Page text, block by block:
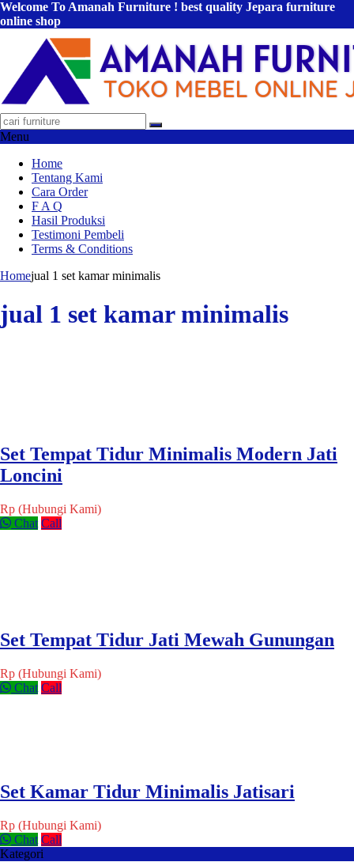
Welcome To Amanah Furniture ! best quality Jepara furniture
online shop
Menu
Home
Tentang Kami
Cara Order
F A Q
Hasil Produksi
Testimoni Pembeli
Terms & Conditions
Homejual 1 set kamar minimalis
jual 1 set kamar minimalis
Set Tempat Tidur Minimalis Modern Jati
Loncini
Rp (Hubungi Kami)
Chat Call
Set Tempat Tidur Jati Mewah Gunungan
Rp (Hubungi Kami)
Chat Call
Set Kamar Tidur Minimalis Jatisari
Rp (Hubungi Kami)
Chat Call
Kategori